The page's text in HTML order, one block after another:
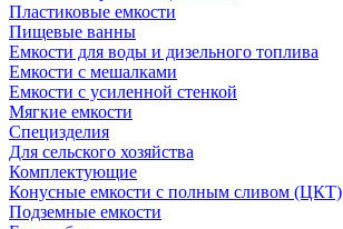
Пластиковые емкости
Пищевые ванны
Емкости для воды и дизельного топлива
Емкости с мешалками
Емкости с усиленной стенкой
Мягкие емкости
Специзделия
Для сельского хозяйства
Комплектующие
Конусные емкости с полным сливом (ЦКТ)
Подземные емкости